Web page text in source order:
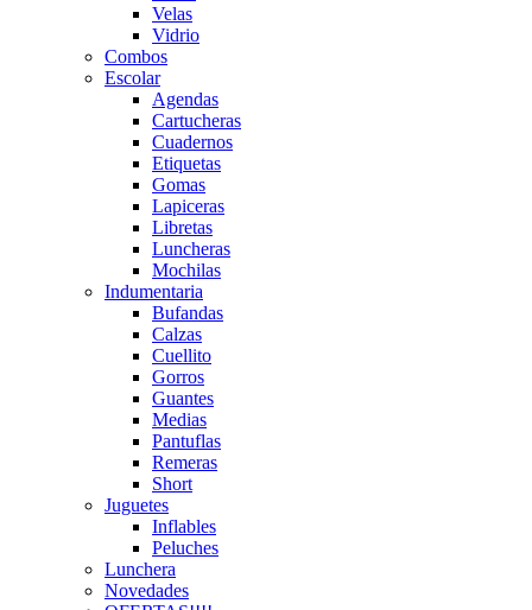
Velas
Vidrio
Combos
Escolar
Agendas
Cartucheras
Cuadernos
Etiquetas
Gomas
Lapiceras
Libretas
Luncheras
Mochilas
Indumentaria
Bufandas
Calzas
Cuellito
Gorros
Guantes
Medias
Pantuflas
Remeras
Short
Juguetes
Inflables
Peluches
Lunchera
Novedades